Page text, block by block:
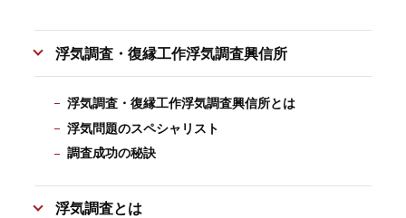
浮気調査・復縁工作浮気調査興信所
浮気調査・復縁工作浮気調査興信所とは
浮気問題のスペシャリスト
調査成功の秘訣
浮気調査とは